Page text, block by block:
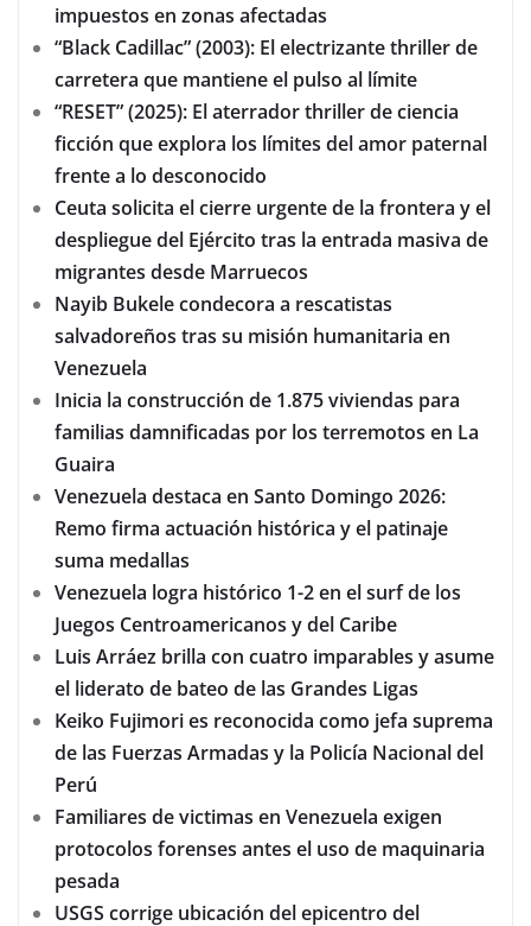
impuestos en zonas afectadas
“Black Cadillac” (2003): El electrizante thriller de
carretera que mantiene el pulso al límite
“RESET” (2025): El aterrador thriller de ciencia
ficción que explora los límites del amor paternal
frente a lo desconocido
Ceuta solicita el cierre urgente de la frontera y el
despliegue del Ejército tras la entrada masiva de
migrantes desde Marruecos
Nayib Bukele condecora a rescatistas
salvadoreños tras su misión humanitaria en
Venezuela
Inicia la construcción de 1.875 viviendas para
familias damnificadas por los terremotos en La
Guaira
Venezuela destaca en Santo Domingo 2026:
Remo firma actuación histórica y el patinaje
suma medallas
Venezuela logra histórico 1-2 en el surf de los
Juegos Centroamericanos y del Caribe
Luis Arráez brilla con cuatro imparables y asume
el liderato de bateo de las Grandes Ligas
Keiko Fujimori es reconocida como jefa suprema
de las Fuerzas Armadas y la Policía Nacional del
Perú
Familiares de victimas en Venezuela exigen
protocolos forenses antes el uso de maquinaria
pesada
USGS corrige ubicación del epicentro del